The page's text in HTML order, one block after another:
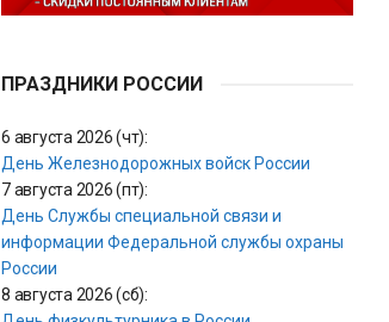
ПРАЗДНИКИ РОССИИ
6 августа 2026 (чт):
День Железнодорожных войск России
7 августа 2026 (пт):
День Службы специальной связи и
информации Федеральной службы охраны
России
8 августа 2026 (сб):